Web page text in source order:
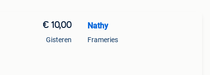
€ 10,00
Gisteren
Nathy
Frameries